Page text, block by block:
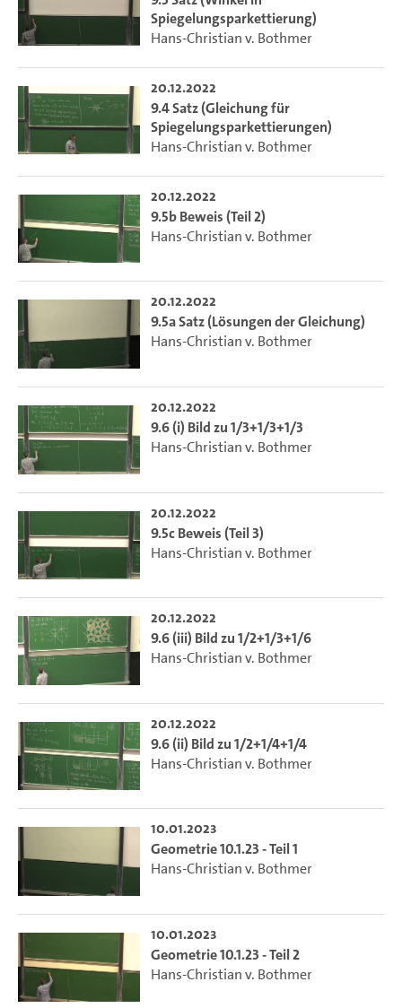
Spiegelungsparkettierung)
Hans-Christian v. Bothmer
20.12.2022
9.4 Satz (Gleichung für
Spiegelungsparkettierungen)
Hans-Christian v. Bothmer
20.12.2022
9.5b Beweis (Teil 2)
Hans-Christian v. Bothmer
20.12.2022
9.5a Satz (Lösungen der Gleichung)
Hans-Christian v. Bothmer
20.12.2022
9.6 (i) Bild zu 1/3+1/3+1/3
Hans-Christian v. Bothmer
20.12.2022
9.5c Beweis (Teil 3)
Hans-Christian v. Bothmer
20.12.2022
9.6 (iii) Bild zu 1/2+1/3+1/6
Hans-Christian v. Bothmer
20.12.2022
9.6 (ii) Bild zu 1/2+1/4+1/4
Hans-Christian v. Bothmer
10.01.2023
Geometrie 10.1.23 - Teil 1
Hans-Christian v. Bothmer
10.01.2023
Geometrie 10.1.23 - Teil 2
Hans-Christian v. Bothmer